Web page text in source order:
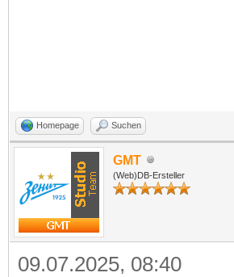
Homepage Suchen
GMT
(Web)DB-Ersteller
09.07.2025, 08:40